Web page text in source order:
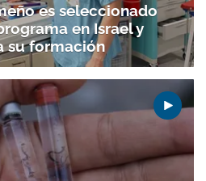
es seleccionado
en Israel y
su formación